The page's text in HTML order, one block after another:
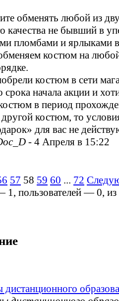
обменять любой из
качества не бывший в
пломбами и ярлыками
костюм на
костюм в сети
начала акции и
в период
костюм, то
для вас не
- 4 Апреля в 15:22
57 58 59 60 ... 72
1, пользователей —0,